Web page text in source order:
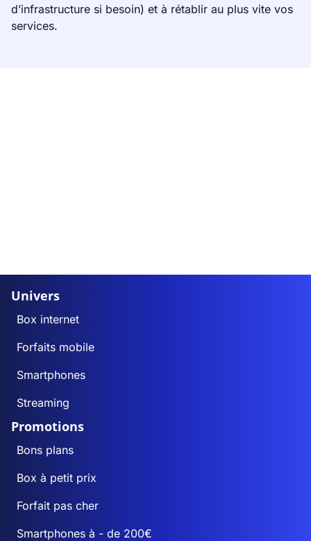
d’infrastructure si besoin) et à rétablir au plus vite vos
services.
Univers
Box internet
Forfaits mobile
Smartphones
Streaming
Promotions
Bons plans
Box à petit prix
Forfait pas cher
Smartphones à - de 200€